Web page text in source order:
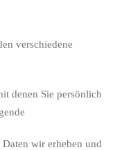
verschiedene
denen Sie persönlich
wir erheben und